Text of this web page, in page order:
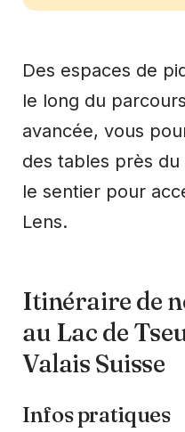
Des espaces de
le long du
avancée, vous
des tables près
le sentier pour
Lens.
Itinéraire de
au Lac de
Valais Suisse
Infos pratiques